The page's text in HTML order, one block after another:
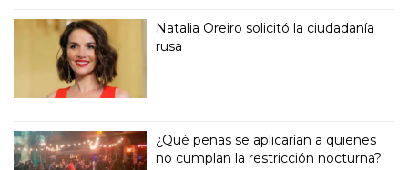
Natalia Oreiro solicitó la ciudadanía
rusa
¿Qué penas se aplicarían a quienes
no cumplan la restricción nocturna?